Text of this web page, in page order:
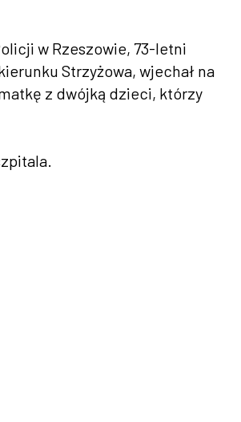
w Rzeszowie, 73-letni
Strzyżowa, wjechał na
z dwójką dzieci, którzy